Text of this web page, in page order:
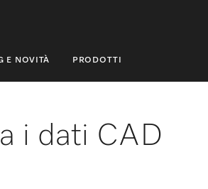
E NOVITÀ PRODOTTI
i dati CAD